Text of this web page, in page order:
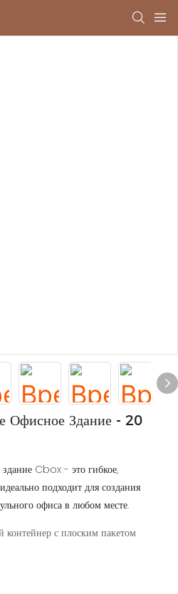
Офисное Здание - 20
Cbox - это гибкое,
подходит для создания
офиса в любом месте.
контейнер с плоским пакетом